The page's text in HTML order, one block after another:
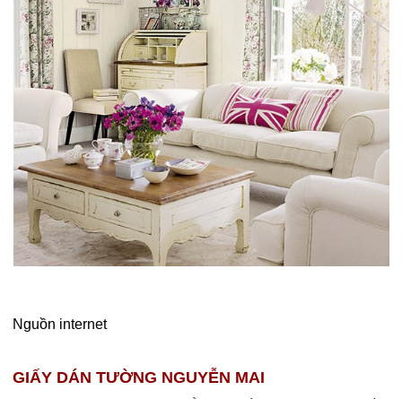
Nguồn internet
GIẤY DÁN TƯỜNG NGUYỄN MAI